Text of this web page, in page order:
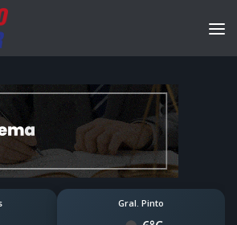
Gral. Pinto